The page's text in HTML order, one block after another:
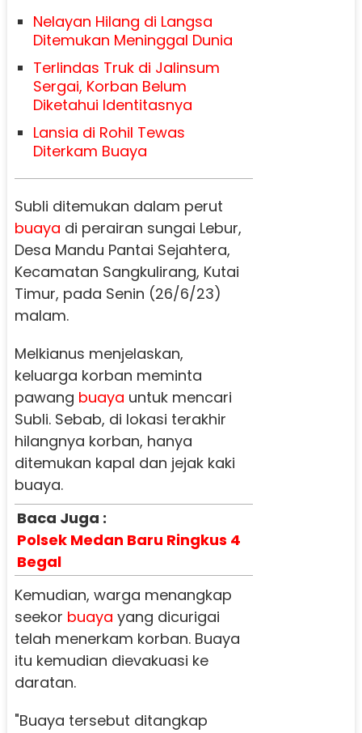
Nelayan Hilang di Langsa
Ditemukan Meninggal Dunia
Terlindas Truk di Jalinsum
Sergai, Korban Belum
Diketahui Identitasnya
Lansia di Rohil Tewas
Diterkam Buaya
Subli ditemukan dalam perut
buaya di perairan sungai Lebur,
Desa Mandu Pantai Sejahtera,
Kecamatan Sangkulirang, Kutai
Timur, pada Senin (26/6/23)
malam.
Melkianus menjelaskan,
keluarga korban meminta
pawang buaya untuk mencari
Subli. Sebab, di lokasi terakhir
hilangnya korban, hanya
ditemukan kapal dan jejak kaki
buaya.
Baca Juga :
Polsek Medan Baru Ringkus 4
Begal
Kemudian, warga menangkap
seekor buaya yang dicurigai
telah menerkam korban. Buaya
itu kemudian dievakuasi ke
daratan.
"Buaya tersebut ditangkap